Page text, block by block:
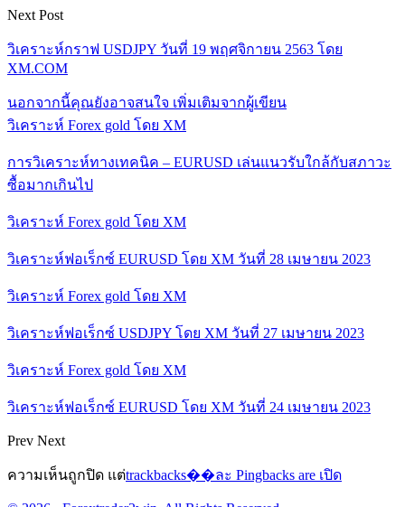
Next Post
วิเคราะห์กราฟ USDJPY วันที่ 19 พฤศจิกายน 2563 โดย
XM.COM
นอกจากนี้คุณยังอาจสนใจ เพิ่มเติมจากผู้เขียน
วิเคราะห์ Forex gold โดย XM
การวิเคราะห์ทางเทคนิค – EURUSD เล่นแนวรับใกล้กับสภาวะ
ซื้อมากเกินไป
วิเคราะห์ Forex gold โดย XM
วิเคราะห์ฟอเร็กซ์ EURUSD โดย XM วันที่ 28 เมษายน 2023
วิเคราะห์ Forex gold โดย XM
วิเคราะห์ฟอเร็กซ์ USDJPY โดย XM วันที่ 27 เมษายน 2023
วิเคราะห์ Forex gold โดย XM
วิเคราะห์ฟอเร็กซ์ EURUSD โดย XM วันที่ 24 เมษายน 2023
Prev Next
ความเห็นถูกปิด แต่trackbacks��ละ Pingbacks are เปิด